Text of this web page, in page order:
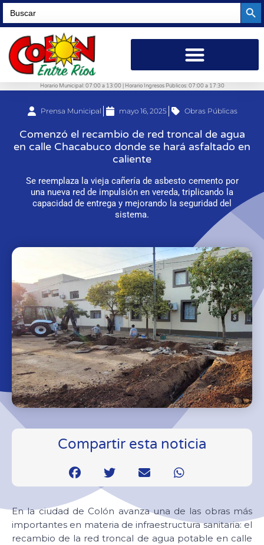
Search
for:
Horario Municipal: 07:00 a 13:00 | Horario Ingresos Públicos: 07:00 a 17:30
Prensa Municipal mayo 16, 2025 Obras Públicas
Comenzó el recambio de red troncal de agua
en calle Chacabuco donde se hará asfaltado en
caliente
Se reemplaza la vieja cañería de asbesto cemento por
una nueva red de impulsión en vereda, triplicando la
capacidad de entrega y mejorando la seguridad del
sistema.
Compartir esta noticia
En la ciudad de Colón avanza una de las obras más
importantes en materia de infraestructura sanitaria: el
recambio de la red troncal de agua potable en calle